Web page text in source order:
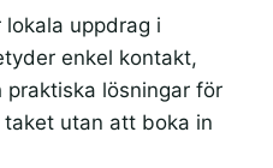
uppdrag i
enkel kontakt,
lösningar för
utan att boka in